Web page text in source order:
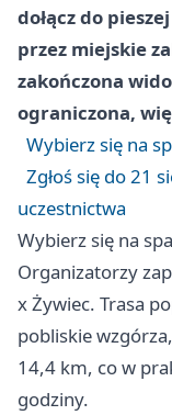
dołącz do
przez miejskie
zakończona
ograniczona,
Wybierz się na
Zgłoś się do 21
uczestnictwa
Wybierz się na
Organizatorzy
x Żywiec. Trasa
pobliskie
14,4 km, co w
godziny.